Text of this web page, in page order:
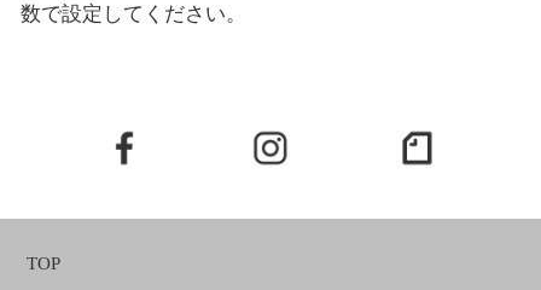
数で設定してください。
TOP